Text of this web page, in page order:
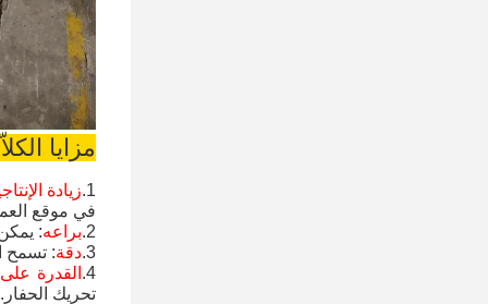
مزايا
1. زيادة
في موقع
2. براعه:
3. دقة: تسمح
4. القدرة
تحريك الحفار.